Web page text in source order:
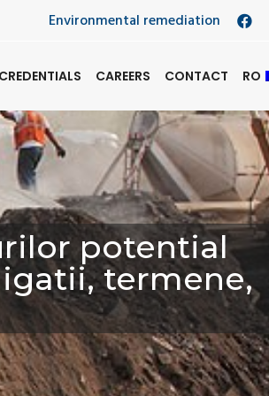
Environmental remediation
CAREERS CONTACT RO
potential
termene,